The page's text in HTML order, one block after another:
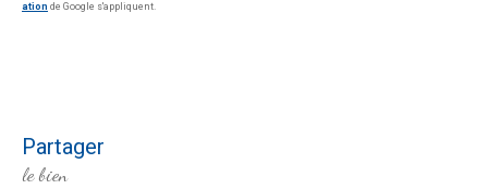
ation de Google s'appliquent.
partager
le bien